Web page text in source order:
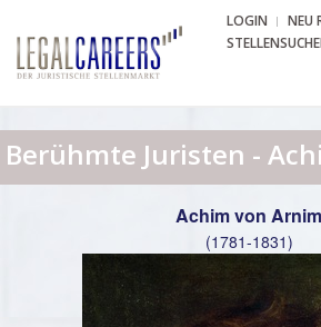
LOGIN
NEU
Berühmte Juristen -
Achim von Arnim
(1781-1831)